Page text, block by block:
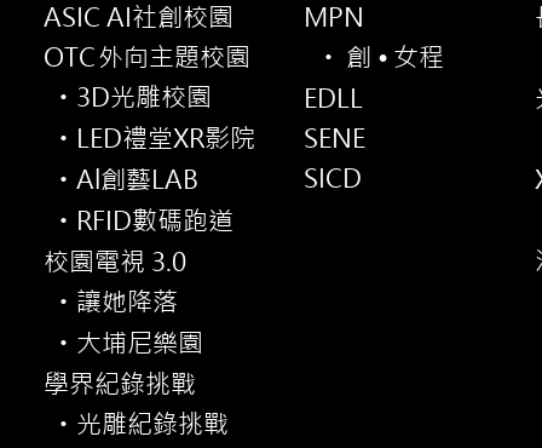
ASIC AI社創校園
OTC外向主題校園
・ 3D光雕校園
・ LED禮堂XR影院
・ Al創藝LAB
・ RFID數碼跑道
校園電視 3.0
・ 讓她降落
・ 大埔尼樂園
學界紀錄挑戰
・ 光雕紀錄挑戰
MPN
・ 創• 女程
EDLL
SENE
SICD